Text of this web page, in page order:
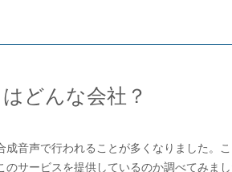
どんな会社？
音声で行われることが多くなりました。
サービスを提供しているのか調べてみまし